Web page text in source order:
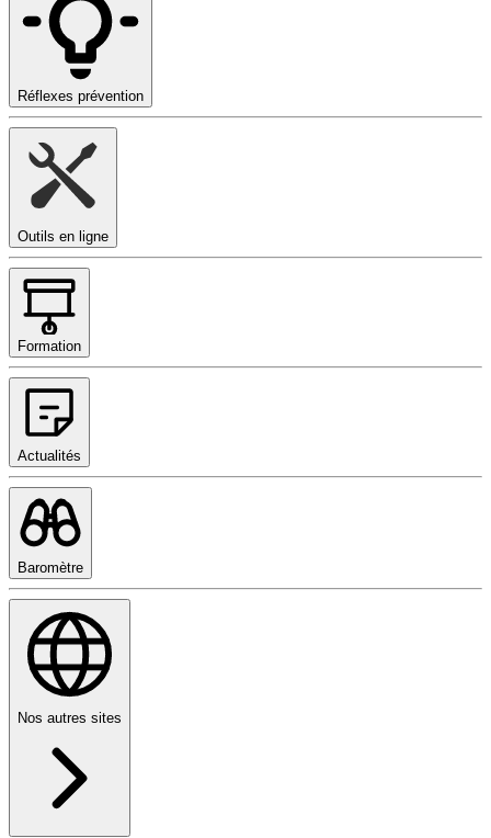
Réflexes prévention
Outils en ligne
Formation
Actualités
Baromètre
Nos autres sites